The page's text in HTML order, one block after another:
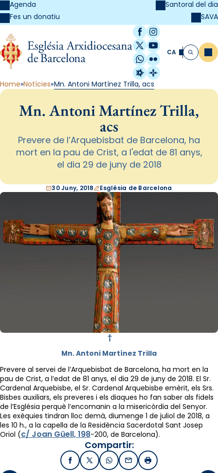
Agenda
Fes un donatiu
Santoral del dia
SAVA
Facebook
Instagram
X / Twitter
YouTube
WhatsApp
Flickr
Radio Estel
Catalunya
CA Cerca
Home Notícies Mn. Antoni Martínez Trilla, acs
Mn. Antoni Martínez Trilla,
acs
Prevere de l’Arquebisbat de Barcelona, ha
mort en la pau de Crist, a l'edat de 81 anys,
el dia 29 de juny de 2018
30 Juny, 2018 Església de Barcelona
†
Mn. Antoni Martínez Trilla
Prevere al servei de l’Arquebisbat de Barcelona, ha mort en la
pau de Crist, a l’edat de 81 anys, el dia 29 de juny de 2018. El Sr.
Cardenal Arquebisbe, el Sr. Cardenal Arquebisbe emèrit, els Srs.
Bisbes auxiliars, els preveres i els diaques ho fan saber als fidels
de l’Església perquè l’encomanin a la misericòrdia del Senyor.
Les exèquies tindran lloc demà, diumenge 1 de juliol de 2018, a
les 10 h., a la capella de la Residència Sacerdotal Sant Josep
Oriol (c/ Joan Güell, 198-200, de Barcelona).
Compartir:
FacebookX / TwitterWhatsApp
EmailImprimir